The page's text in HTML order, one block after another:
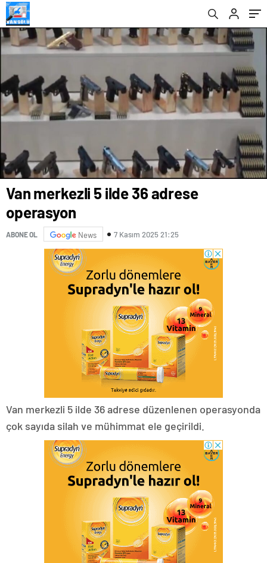
Van merkezli 5 ilde 36 adrese
operasyon
ABONE OL News 7 Kasım 2025 21:25
Van merkezli 5 ilde 36 adrese düzenlenen operasyonda
çok sayıda silah ve mühimmat ele geçirildi.